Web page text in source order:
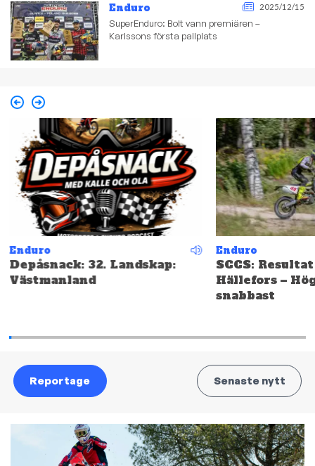
Enduro 2025/12/15
SuperEnduro: Bolt vann premiären –
Karlssons första pallplats
Enduro
Depåsnack: 32. Landskap:
Västmanland
Enduro
SCCS:
Hällefors –
snabbast
Reportage Senaste nytt